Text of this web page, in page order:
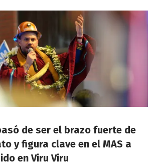
de ser el brazo fuerte de
y figura clave en el MAS a
en Viru Viru